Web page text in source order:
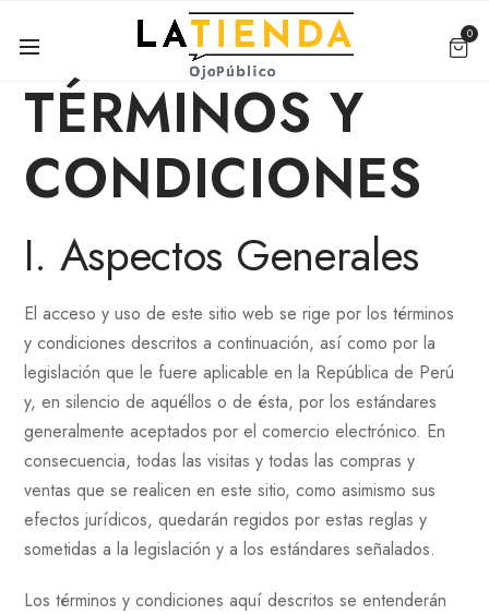
0
TÉRMINOS Y
CONDICIONES
I. Aspectos Generales
El acceso y uso de este sitio web se rige por los términos
y condiciones descritos a continuación, así como por la
legislación que le fuere aplicable en la República de Perú
y, en silencio de aquéllos o de ésta, por los estándares
generalmente aceptados por el comercio electrónico. En
consecuencia, todas las visitas y todas las compras y
ventas que se realicen en este sitio, como asimismo sus
efectos jurídicos, quedarán regidos por estas reglas y
sometidas a la legislación y a los estándares señalados.
Los términos y condiciones aquí descritos se entenderán